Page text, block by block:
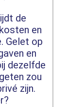
de
en
Gelet op
en
dezelfde
zou
zijn.